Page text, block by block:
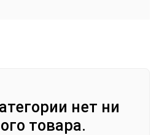
нет ни
товара.